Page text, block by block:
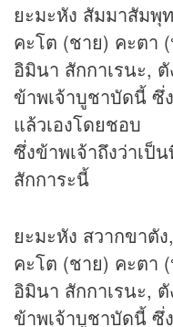
ยะมะหัง สัมมาสัมพุ
คะโต (ชาย) คะตา
อิมินา สักกาเรนะ,
ข้าพเจ้าบูชาบัดนี้ ซึ่
แล้วเองโดยชอบ
ซึ่งข้าพเจ้าถึงว่าเป็
สักการะนี้
ยะมะหัง สวากขาตั
คะโต (ชาย) คะตา
อิมินา สักกาเรนะ,
ข้าพเจ้าบูชาบัดนี้ ซึ่